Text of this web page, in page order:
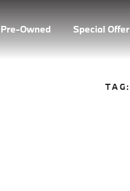
Pre-Owned Special Offer
TAG: